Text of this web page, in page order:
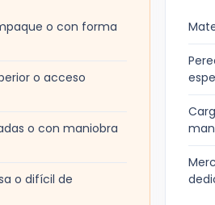
o con forma
o acceso
o con maniobra
o difícil de